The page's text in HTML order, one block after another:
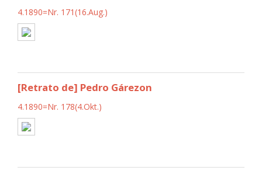
4.1890=Nr. 171(16.Aug.)
[Retrato de] Pedro Gárezon
4.1890=Nr. 178(4.Okt.)